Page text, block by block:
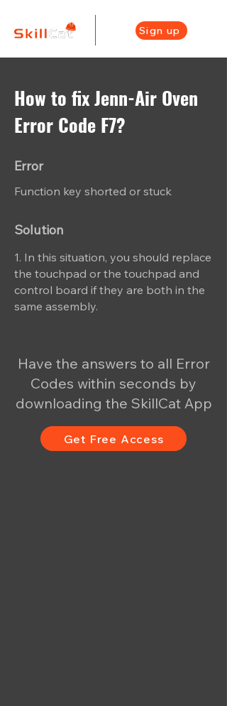
Sign up
How to fix Jenn-Air Oven
Error Code F7?
Error
Function key shorted or stuck
Solution
1. In this situation, you should replace
the touchpad or the touchpad and
control board if they are both in the
same assembly.
Have the answers to all Error
Codes within seconds by
downloading the SkillCat App
Get Free Access